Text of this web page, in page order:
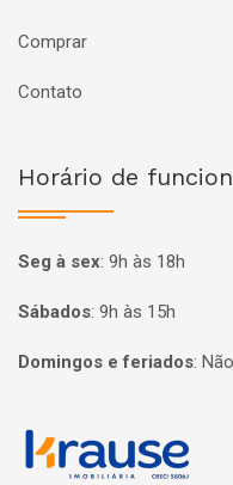
Comprar
Contato
Horário de
Seg à sex: 9h às 18h
Sábados: 9h às 15h
Domingos e feriados:
Página inicial